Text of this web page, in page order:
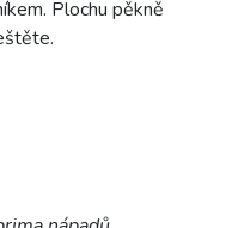
Plochu pěkně